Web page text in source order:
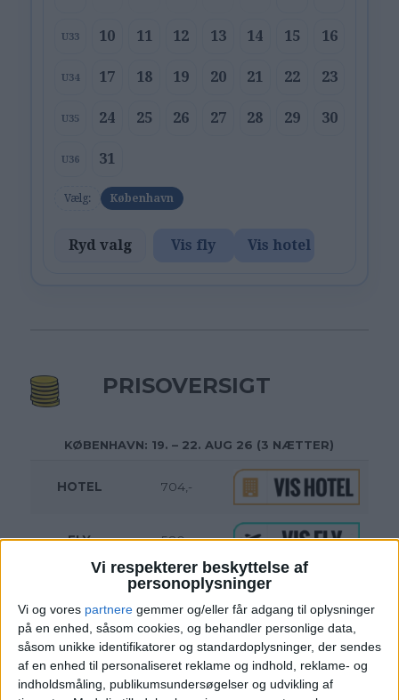
Vi respekterer beskyttelse af
personoplysninger
Vi og vores partnere gemmer og/eller får adgang til oplysninger
på en enhed, såsom cookies, og behandler personlige data,
såsom unikke identifikatorer og standardoplysninger, der sendes
af en enhed til personaliseret reklame og indhold, reklame- og
indholdsmåling, publikumsundersøgelser og udvikling af
U33 10 11 12 13 14 15 16
U34 17 18 19 20 21 22 23
U35 24 25 26 27 28 29 30
U36 31
Vælg: København
Ryd valg Vis fly Vis hotel
PRISOVERSIGT
KØBENHAVN: 19. – 22. AUG 26 (3 NÆTTER)
HOTEL 704,-
FLY 580,-
1.284,-
Pris pr. person ved
Bemærk:Den samlede pris for hotellet er 1.407,- for
2 personer i et dobbeltværelse, hvilket svarer til 704,-
per person.